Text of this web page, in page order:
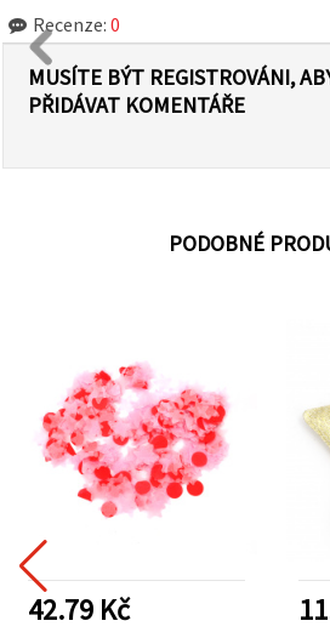
Recenze: 0
MUSÍTE BÝT REGISTROVÁNI,
PŘIDÁVAT KOMENTÁŘE
PODOBNÉ
42.79 Kč